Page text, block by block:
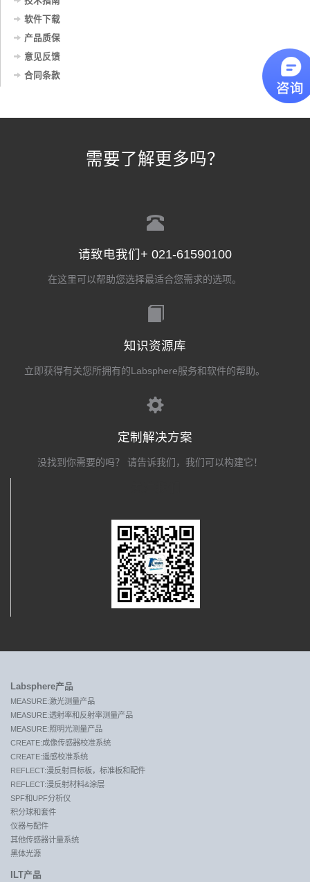
软件下载
产品质保
意见反馈
合同条款
需要了解更多吗？
请致电我们+ 021-61590100
在这里可以帮助您选择最适合您需求的选项。
知识资源库
立即获得有关您所拥有的Labsphere服务和软件的帮助。
定制解决方案
没找到你需要的吗？ 请告诉我们，我们可以构建它！
Labsphere产品
MEASURE:激光测量产品
MEASURE:透射率和反射率测量产品
MEASURE:照明光测量产品
CREATE:成像传感器校准系统
CREATE:遥感校准系统
REFLECT:漫反射目标板，标准板和配件
REFLECT:漫反射材料&涂层
SPF和UPF分析仪
积分球和套件
仪器与配件
其他传感器计量系统
黑体光源
ILT产品